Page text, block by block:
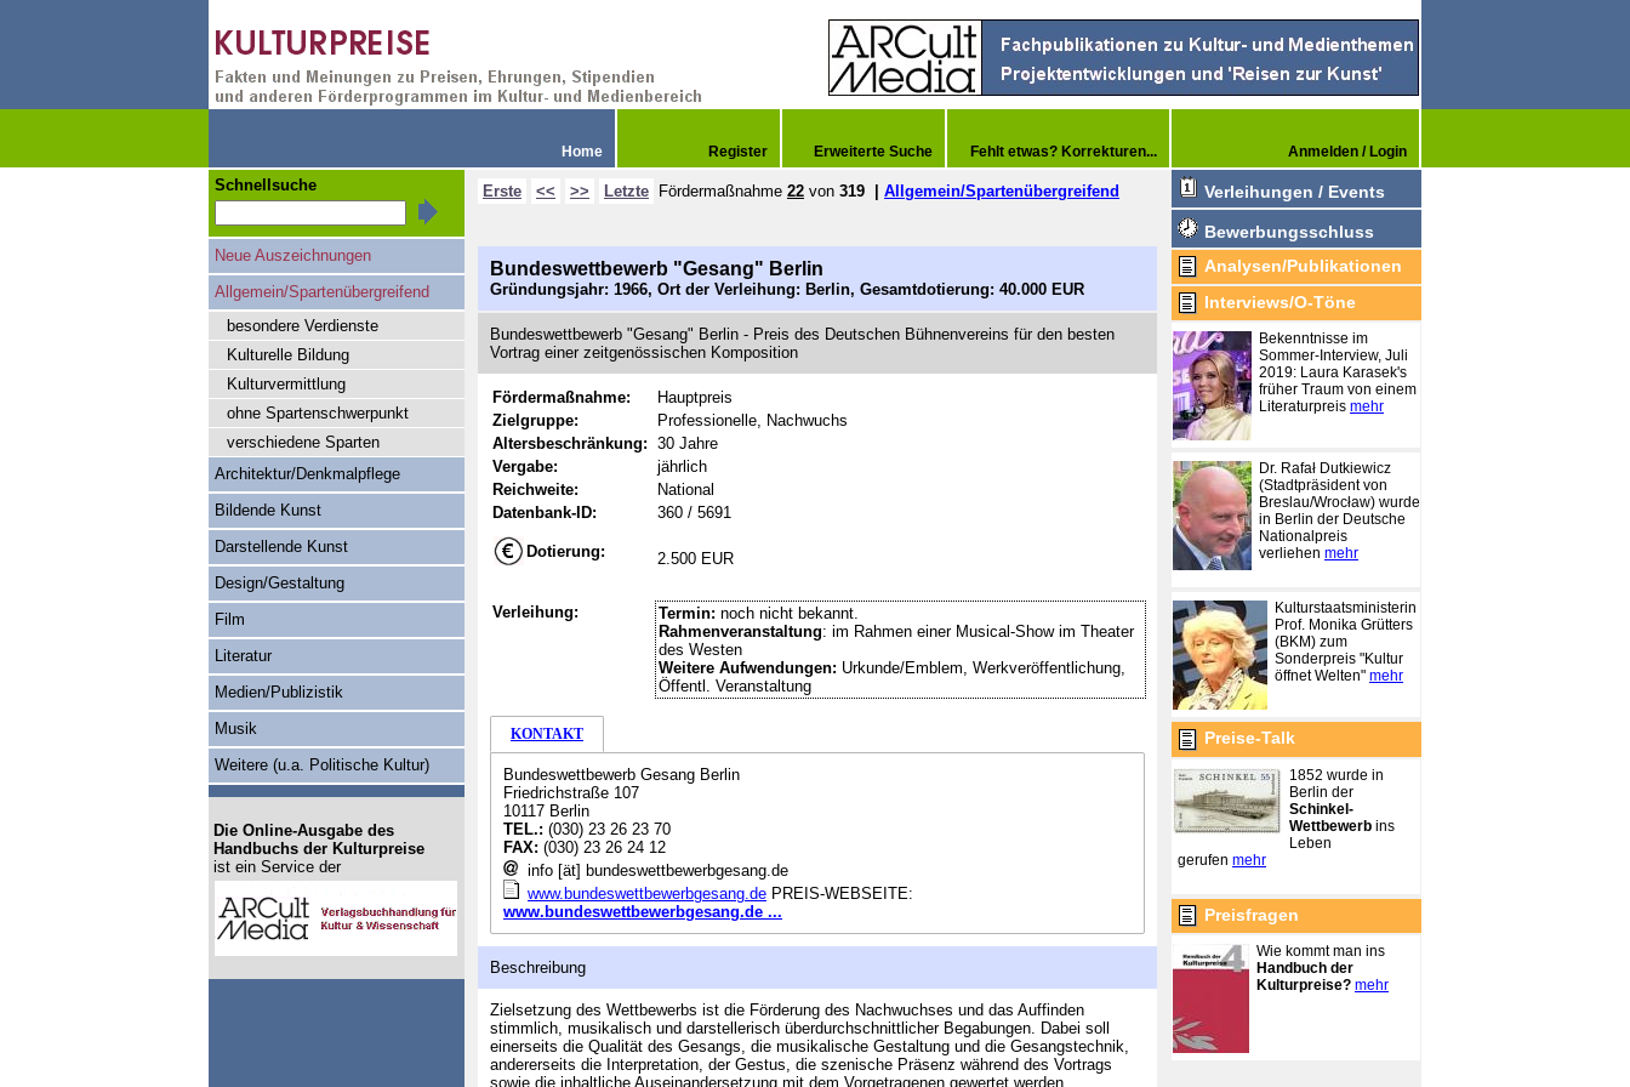
Home Register Erweiterte Suche Fehlt etwas? Korrekturen... Anmelden / Login
Erste << >> Letzte Fördermaßnahme 22 von 319 Allgemein/Spartenübergreifend
Bundeswettbewerb "Gesang" Berlin
Gründungsjahr: 1966, Ort der Verleihung: Berlin, Gesamtdotierung: 40.000 EUR
Bundeswettbewerb "Gesang" Berlin - Preis des Deutschen Bühnenvereins für den besten
Vortrag einer zeitgenössischen Komposition
Fördermaßnahme:
Hauptpreis
Zielgruppe:
Professionelle, Nachwuchs
Altersbeschränkung: 30 Jahre
Vergabe:
jährlich
Reichweite:
National
Datenbank-ID:
360 / 5691
Dotierung: 2.500 EUR
Verleihung: Termin: noch nicht bekannt.
Rahmenveranstaltung: im Rahmen einer Musical-Show im Theater
des Westen
Weitere Aufwendungen: Urkunde/Emblem, Werkveröffentlichung,
Öffentl. Veranstaltung
KONTAKT
Bundeswettbewerb Gesang Berlin
Friedrichstraße 107
10117 Berlin
TEL.: (030) 23 26 23 70
FAX: (030) 23 26 24 12
info [ät] bundeswettbewerbgesang.de
www.bundeswettbewerbgesang.de PREIS-WEBSEITE:
www.bundeswettbewerbgesang.de ...
Beschreibung
Zielsetzung des Wettbewerbs ist die Förderung des Nachwuchses und das Auffinden
stimmlich, musikalisch und darstellerisch überdurchschnittlicher Begabungen. Dabei soll
einerseits die Qualität des Gesangs, die musikalische Gestaltung und die Gesangstechnik,
andererseits die Interpretation, der Gestus, die szenische Präsenz während des Vortrags
sowie die inhaltliche Auseinandersetzung mit dem Vorgetragenen gewertet werden.
Schnellsuche
Neue Auszeichnungen
Allgemein/Spartenübergreifend
besondere Verdienste
Kulturelle Bildung
Kulturvermittlung
ohne Spartenschwerpunkt
verschiedene Sparten
Architektur/Denkmalpflege
Bildende Kunst
Darstellende Kunst
Design/Gestaltung
Film
Literatur
Medien/Publizistik
Musik
Weitere (u.a. Politische Kultur)
Die Online-Ausgabe des
Handbuchs der Kulturpreise
ist ein Service der
Verleihungen / Events
Bewerbungsschluss
Analysen/Publikationen
Interviews/O-Töne
Bekenntnisse im
Sommer-Interview, Juli
2019: Laura Karasek's
früher Traum von einem
Literaturpreis mehr
Dr. Rafał Dutkiewicz
(Stadtpräsident von
Breslau/Wrocław) wurde
in Berlin der Deutsche
Nationalpreis
verliehen mehr
Kulturstaatsministerin
Prof. Monika Grütters
(BKM) zum
Sonderpreis "Kultur
öffnet Welten" mehr
Preise-Talk
1852 wurde in
Berlin der
Schinkel-
Wettbewerb ins
Leben
gerufen mehr
Preisfragen
Wie kommt man ins
Handbuch der
Kulturpreise? mehr